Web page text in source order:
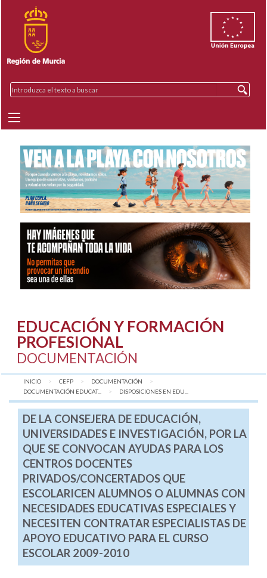
EDUCACIÓN Y FORMACIÓN
PROFESIONAL
DOCUMENTACIÓN
INICIO CEFP
DOCUMENTACIÓN
DOCUMENTACIÓN EDUCAT...
AQUÍ:
DISPOSICIONES EN EDU...
DE LA CONSEJERA DE EDUCACIÓN,
UNIVERSIDADES E INVESTIGACIÓN, POR LA
QUE SE CONVOCAN AYUDAS PARA LOS
CENTROS DOCENTES
PRIVADOS/CONCERTADOS QUE
ESCOLARICEN ALUMNOS O ALUMNAS CON
NECESIDADES EDUCATIVAS ESPECIALES Y
NECESITEN CONTRATAR ESPECIALISTAS DE
APOYO EDUCATIVO PARA EL CURSO
ESCOLAR 2009-2010